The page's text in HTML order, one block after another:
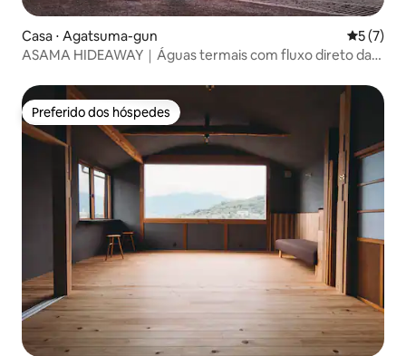
Casa ⋅ Agatsuma-gun 5 de
5 (7)
ASAMA HIDEAWAY｜Águas termais com fluxo direto da
Aproximadamente 30 minutos de carro da Estação
Karuizawa
Preferido dos hóspedes
Preferido dos hóspedes